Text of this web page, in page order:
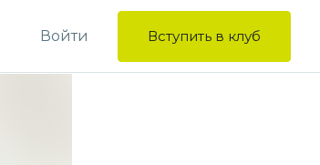
Войти Вступить в клуб